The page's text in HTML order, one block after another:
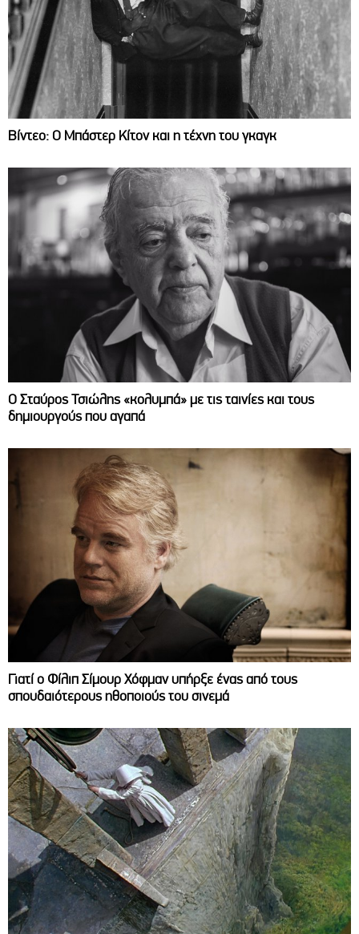
Βίντεο: Ο Μπάστερ Κίτον και η τέχνη του γκαγκ
Ο Σταύρος Τσιώλης «κολυμπά» με τις ταινίες και τους
δημιουργούς που αγαπά
Γιατί ο Φίλιπ Σίμουρ Χόφμαν υπήρξε ένας από τους
σπουδαιότερους ηθοποιούς του σινεμά